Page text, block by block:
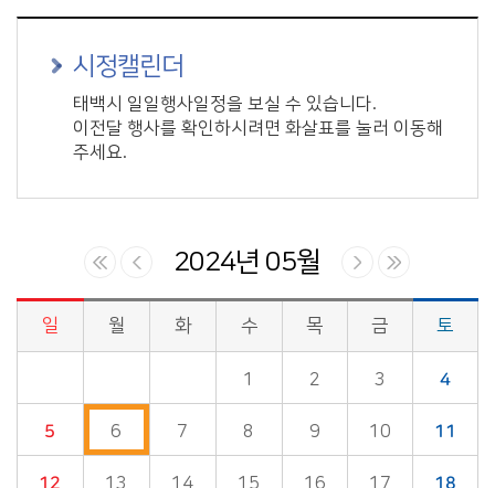
시정캘린더
태백시 일일행사일정을 보실 수 있습니다.
이전달 행사를 확인하시려면 화살표를 눌러 이동해
주세요.
2024년 05월
시정소식>시정 캘린더 게시판의 (2024년 05월) 달력형태로 일정명, 일정내용을 제공합니다.
일 월 화 수 목 금 토
1 2 3 4
5 6 7 8 9 10 11
12 13 14 15 16 17 18